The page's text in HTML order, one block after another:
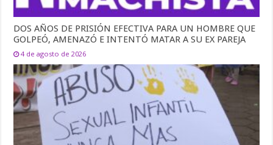
DOS AÑOS DE PRISIÓN EFECTIVA PARA UN HOMBRE QUE
GOLPEÓ, AMENAZÓ E INTENTÓ MATAR A SU EX PAREJA
4 de agosto de 2026